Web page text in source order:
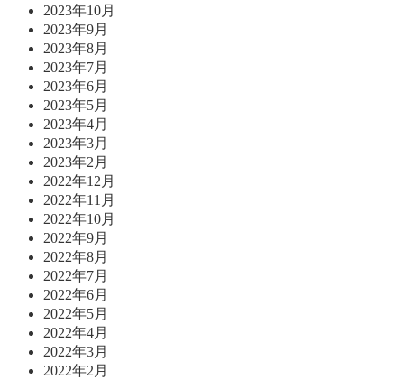
2023年10月
2023年9月
2023年8月
2023年7月
2023年6月
2023年5月
2023年4月
2023年3月
2023年2月
2022年12月
2022年11月
2022年10月
2022年9月
2022年8月
2022年7月
2022年6月
2022年5月
2022年4月
2022年3月
2022年2月